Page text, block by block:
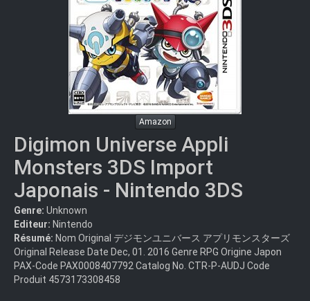
Amazon
Digimon Universe Appli
Monsters 3DS Import
Japonais - Nintendo 3DS
Genre: Unknown
Editeur: Nintendo
Résumé: Nom Original デジモンユニバース アプリモンスターズ
Original Release Date Dec, 01. 2016 Genre RPG Origine Japon
PAX-Code PAX0008407792 Catalog No. CTR-P-AUDJ Code
Produit 4573173308458